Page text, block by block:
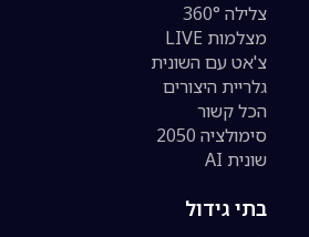
צלילה 360°
מצלמות LIVE
צ'אט עם השונית
גלריית היצורים
הכל קשור
סימולציה 2050
שונית AI
בתי גידול